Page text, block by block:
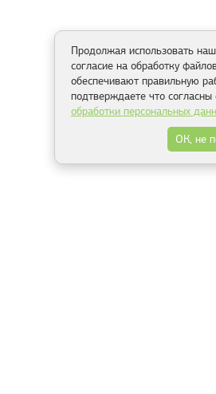
Продолжая использовать
согласие на обработку
обеспечивают правильную
подтверждаете что согласны
обработки персональных
ОК, не